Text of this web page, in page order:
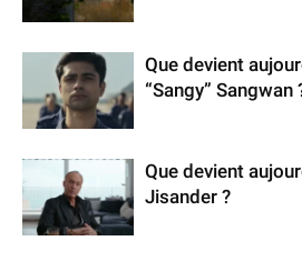
Que devient
“Sangy” Sangwan
Que devient
Jisander ?